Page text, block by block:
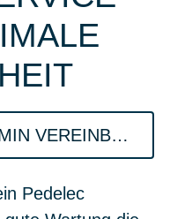
INSPEKTIONSTERMIN VEREINBAREN
Pedelec